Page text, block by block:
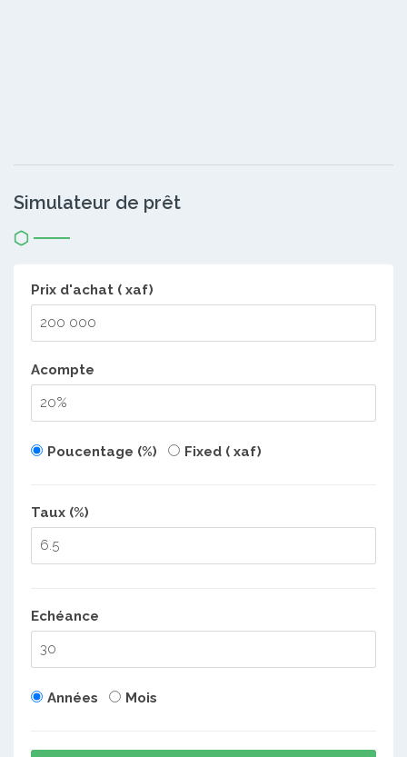
Simulateur de prêt
Prix d'achat ( xaf)
Acompte
Poucentage (%) Fixed ( xaf)
Taux (%)
Echéance
Années Mois